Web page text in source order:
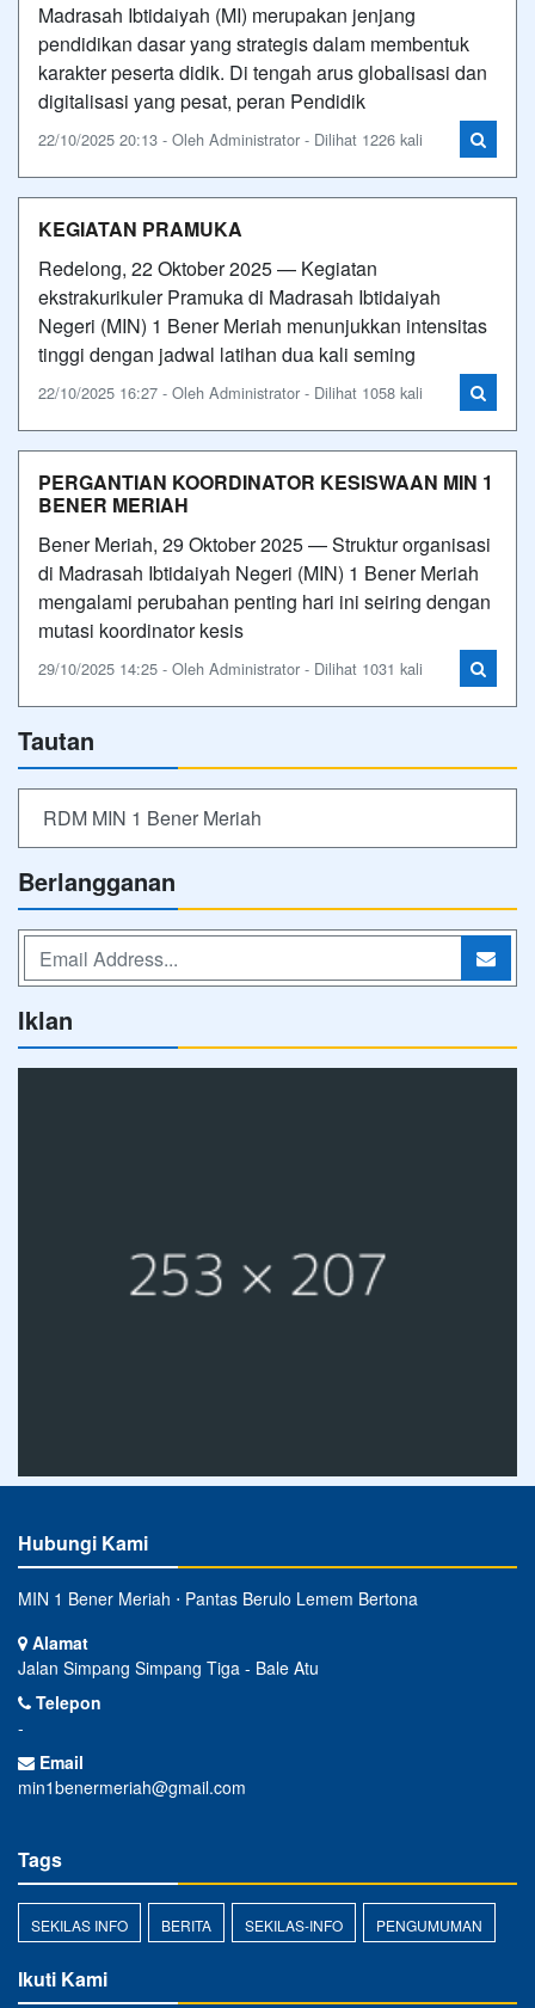
Madrasah Ibtidaiyah (MI) merupakan jenjang
pendidikan dasar yang strategis dalam membentuk
karakter peserta didik. Di tengah arus globalisasi dan
digitalisasi yang pesat, peran Pendidik
22/10/2025 20:13 - Oleh Administrator - Dilihat 1226 kali
KEGIATAN PRAMUKA
Redelong, 22 Oktober 2025 — Kegiatan
ekstrakurikuler Pramuka di Madrasah Ibtidaiyah
Negeri (MIN) 1 Bener Meriah menunjukkan intensitas
tinggi dengan jadwal latihan dua kali seming
22/10/2025 16:27 - Oleh Administrator - Dilihat 1058 kali
PERGANTIAN KOORDINATOR KESISWAAN MIN 1
BENER MERIAH
Bener Meriah, 29 Oktober 2025 — Struktur organisasi
di Madrasah Ibtidaiyah Negeri (MIN) 1 Bener Meriah
mengalami perubahan penting hari ini seiring dengan
mutasi koordinator kesis
29/10/2025 14:25 - Oleh Administrator - Dilihat 1031 kali
Tautan
RDM MIN 1 Bener Meriah
Berlangganan
Iklan
Hubungi Kami
MIN 1 Bener Meriah ⋅ Pantas Berulo Lemem Bertona
Alamat
Jalan Simpang Simpang Tiga - Bale Atu
Telepon
-
Email
min1benermeriah@gmail.com
Tags
SEKILAS INFO BERITA SEKILAS-INFO PENGUMUMAN
Ikuti Kami